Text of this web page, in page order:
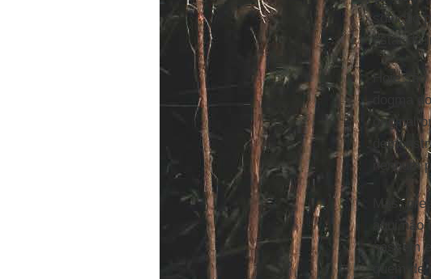
solução
estar da
Hoje são
dogma
original
nenhum
Mas,
aqui
nascem
quem